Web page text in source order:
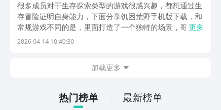
很多成员对于生存探索类型的游戏很感兴趣，都想通过生
存冒险证明自身能力，下面分享饥困荒野手机版下载，和
常规游戏不同的是，里面打造了一个独特的场景，哥特风
格的开放世界等待玩家开启生存冒险，奇特的画风设定和
更多
2026-04-14 10:40:30
加载更多
热门榜单 最新榜单